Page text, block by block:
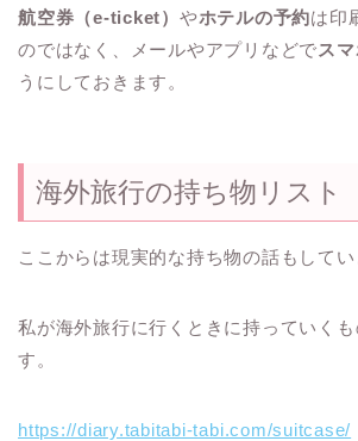
航空券（e-ticket） やホテルの予約は印
のではなく、メールやアプリなどでス
うにしておきます。
海外旅行の持ち物リスト
ここからは現実的な持ち物の話もしてい
私が海外旅行に行くときに持っていく
す。
https://diary.tabitabi-tabi.com/suitcase/